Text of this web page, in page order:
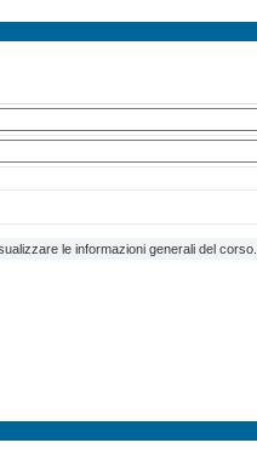
le informazioni generali del corso.